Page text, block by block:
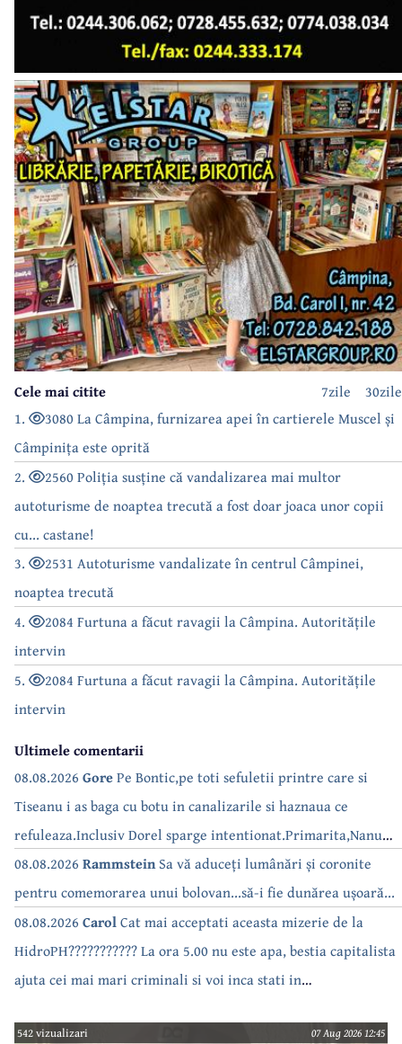
30zile
7zile
Cele mai citite
1.
3080 La Câmpina, furnizarea apei în cartierele Muscel și
Câmpinița este oprită
2.
2560 Poliția susține că vandalizarea mai multor
autoturisme de noaptea trecută a fost doar joaca unor copii
cu... castane!
3.
2531 Autoturisme vandalizate în centrul Câmpinei,
noaptea trecută
4.
2084 Furtuna a făcut ravagii la Câmpina. Autoritățile
intervin
5.
2084 Furtuna a făcut ravagii la Câmpina. Autoritățile
intervin
Ultimele comentarii
08.08.2026 GorePe Bontic,pe toti sefuletii printre care si
Tiseanu i as baga cu botu in canalizarile si haznaua ce
refuleaza.Inclusiv Dorel sparge intentionat.Primarita,Nanu
bea apa de la robinet.Asta as intreba o si pe Izabel Mitrea
08.08.2026 RammsteinSa vă aduceți lumânări și coronite
pentru comemorarea unui bolovan...să-i fie dunărea ușoară...
08.08.2026 CarolCat mai acceptati aceasta mizerie de la
HidroPH??????????? La ora 5.00 nu este apa, bestia capitalista
ajuta cei mai mari criminali si voi inca stati in
542 vizualizari 07 Aug 2026 12:45